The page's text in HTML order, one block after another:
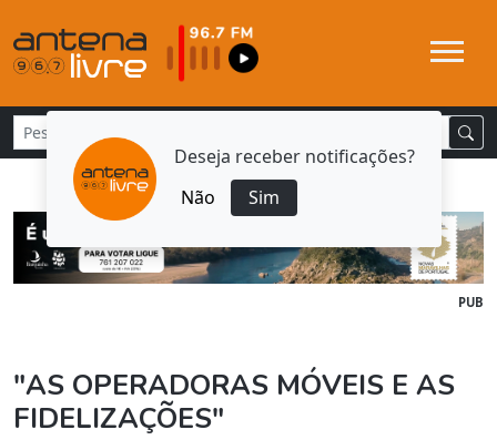
Deseja receber notificações?
Não
Sim
PUB
"AS OPERADORAS MÓVEIS E AS
FIDELIZAÇÕES"